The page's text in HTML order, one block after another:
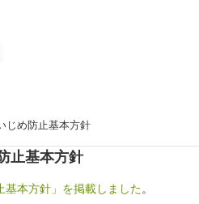
め防止基本方針
止基本方針
本方針」を掲載しました。